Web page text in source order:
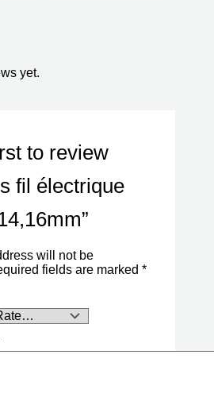
yet.
to review
fil électrique
will not be
fields are marked *